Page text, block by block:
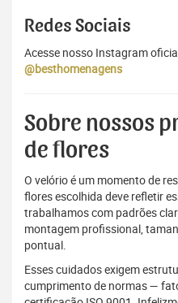
Redes Sociais
Acesse nosso Instagram
@besthomenagens
Sobre nossos
de flores
O velório é um momento de
flores escolhida deve refletir
trabalhamos com padrões
montagem profissional,
pontual.
Esses cuidados exigem
cumprimento de normas —